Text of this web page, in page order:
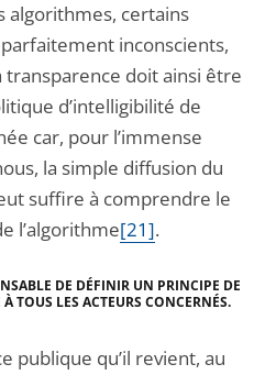
algorithmes, certains
inconscients,
transparence doit ainsi être
d’intelligibilité de
car, pour l’immense
la simple diffusion du
suffire à comprendre le
l’algorithme[21].
DE DÉFINIR UN PRINCIPE DE
TOUS LES ACTEURS CONCERNÉS.
publique qu’il revient, au